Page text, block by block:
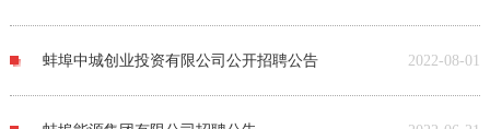
2022-08-01
蚌埠中城创业投资有限公司公开招聘公告